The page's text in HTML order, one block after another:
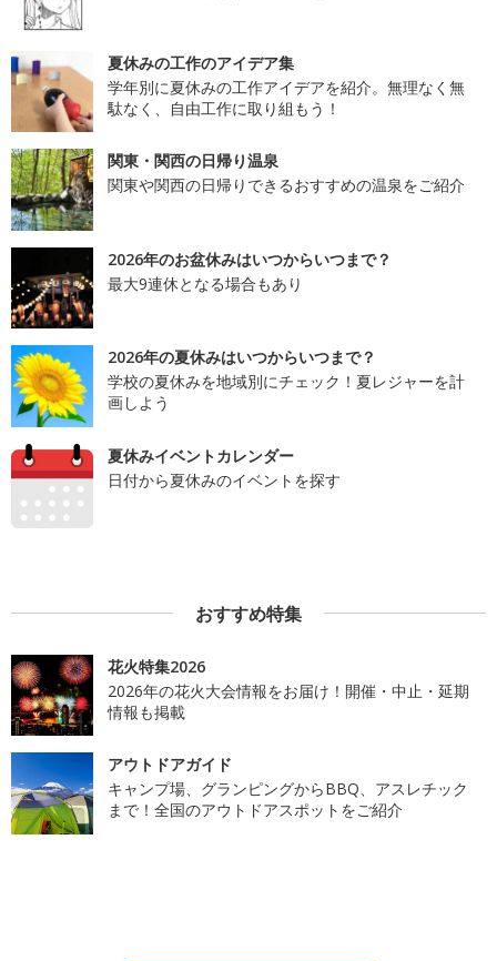
夏休みの工作のアイデア集
学年別に夏休みの工作アイデアを紹介。無理なく無
駄なく、自由工作に取り組もう！
関東・関西の日帰り温泉
関東や関西の日帰りできるおすすめの温泉をご紹介
2026年のお盆休みはいつからいつまで？
最大9連休となる場合もあり
2026年の夏休みはいつからいつまで？
学校の夏休みを地域別にチェック！夏レジャーを計
画しよう
夏休みイベントカレンダー
日付から夏休みのイベントを探す
おすすめ特集
花火特集2026
2026年の花火大会情報をお届け！開催・中止・延期
情報も掲載
アウトドアガイド
キャンプ場、グランピングからBBQ、アスレチック
まで！全国のアウトドアスポットをご紹介